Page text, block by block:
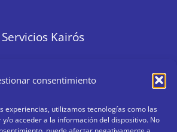
consentimiento
experiencias, utilizamos tecnologías como las
o acceder a la información del dispositivo. No
Servicios Kairós
Ingeniería
Club KairósPRO
Postventa